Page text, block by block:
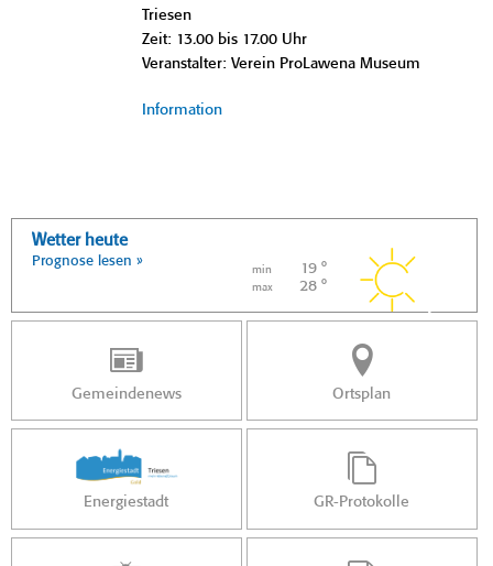
Triesen
Zeit: 13.00 bis 17.00 Uhr
Veranstalter: Verein ProLawena Museum
Information
Wetter heute
Prognose lesen »
min 19 °
max 28 °
Gemeindenews Ortsplan
Energiestadt GR-Protokolle